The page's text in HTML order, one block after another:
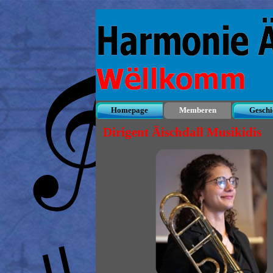
Homepage Memberen ▼
Dirigent Äischdall Musikidis